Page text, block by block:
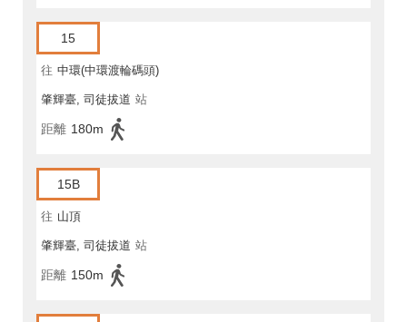
15
往 中環(中環渡輪碼頭)
肇輝臺, 司徒拔道 站
距離 180m
15B
往 山頂
肇輝臺, 司徒拔道 站
距離 150m